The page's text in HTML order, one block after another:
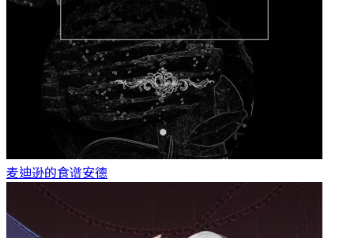
麦迪逊的食谱安德